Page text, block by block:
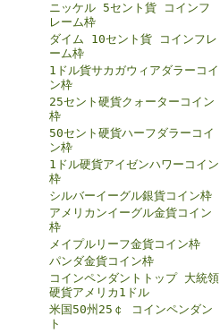
ニッケル 5セント貨 コインフ
レーム枠
ダイム 10セント貨 コインフレ
ーム枠
1ドル貨サカガウィアダラーコイ
ン枠
25セント硬貨クォーターコイン
枠
50セント硬貨ハーフダラーコイ
ン枠
1ドル硬貨アイゼンハワーコイン
枠
シルバーイーグル銀貨コイン枠
アメリカンイーグル金貨コイン
枠
メイプルリーフ金貨コイン枠
パンダ金貨コイン枠
コインペンダントトップ 大統領
硬貨アメリカ1ドル
米国50州25￠ コインペンダン
ト